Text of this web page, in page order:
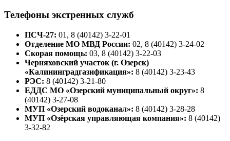
Телефоны экстренных служб
ПСЧ-27: 01, 8 (40142) 3-22-01
Отделение МО МВД России: 02, 8 (40142) 3-24-02
Скорая помощь: 03, 8 (40142) 3-22-03
Черняховский участок (г. Озерск)
«Калининградгазификация»: 8 (40142) 3-23-43
РЭС: 8 (40142) 3-21-80
ЕДДС МО «Озерский муниципальный округ»: 8
(40142) 3-27-08
МУП «Озерский водоканал»: 8 (40142) 3-28-28
МУП «Озёрская управляющая компания»: 8 (40142)
3-32-82